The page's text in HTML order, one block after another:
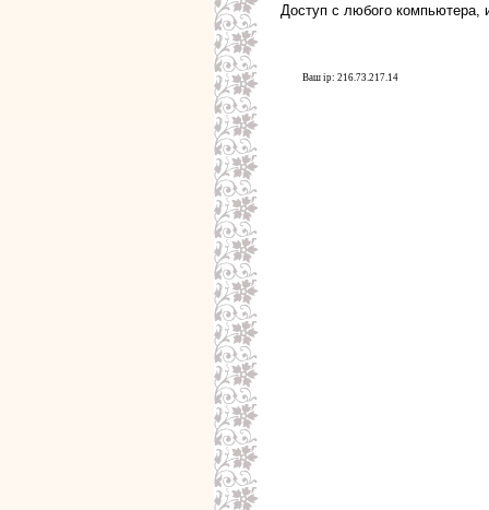
Доступ с любого
Ваш ip: 216.73.217.14